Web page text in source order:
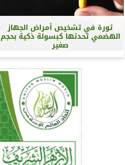
ثورة في تشخيص أمراض الجهاز
الهضمي تحدثها كبسولة ذكية بحجم
صغير